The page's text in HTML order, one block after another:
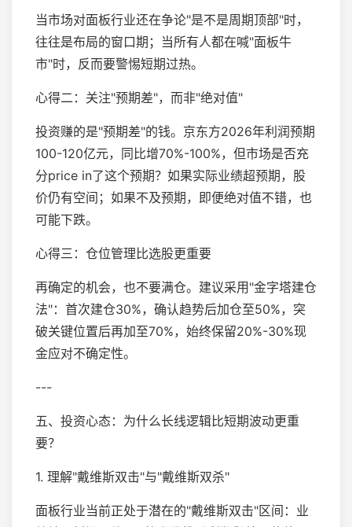
当市场对面板行业还在争论"是不是周期顶部"时，
往往是布局的窗口期；当所有人都在喊"面板牛
市"时，反而要警惕短期过热。
心得二：关注"预期差"，而非"绝对值"
投资赚的是"预期差"的钱。京东方2026年利润预期
100-120亿元，同比增70%-100%，但市场是否充
分price in了这个预期？如果实际业绩超预期，股
价仍有空间；如果不及预期，即便绝对值不错，也
可能下跌。
心得三：仓位管理比选股更重要
再确定的机会，也不要满仓。建议采用"金字塔建仓
法"：首次建仓30%，确认趋势后加仓至50%，突
破关键位置后再加至70%，始终保留20%-30%现
金应对不确定性。
---
五、投资心态：为什么长线逻辑比短期波动更重
要？
1. 理解"戴维斯双击"与"戴维斯双杀"
面板行业当前正处于潜在的"戴维斯双击"区间：业